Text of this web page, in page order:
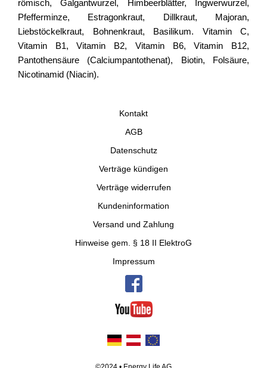
römisch, Galgantwurzel, Himbeerblätter, Ingwerwurzel,
Pfefferminze, Estragonkraut, Dillkraut, Majoran,
Liebstöckelkraut, Bohnenkraut, Basilikum. Vitamin C,
Vitamin B1, Vitamin B2, Vitamin B6, Vitamin B12,
Pantothensäure (Calciumpantothenat), Biotin, Folsäure,
Nicotinamid (Niacin).
Kontakt
AGB
Datenschutz
Verträge kündigen
Verträge widerrufen
Kundeninformation
Versand und Zahlung
Hinweise gem. § 18 II ElektroG
Impressum